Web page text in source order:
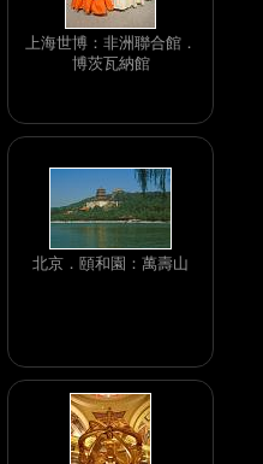
上海世博：非洲聯合館．
博茨瓦納館
北京．頤和園：萬壽山